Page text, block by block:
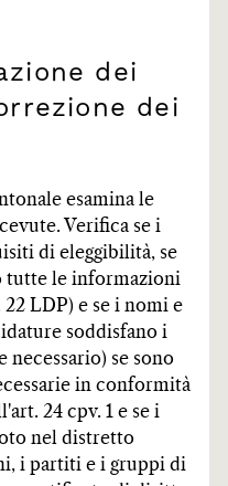
dei
dei
esamina le
Verifica se i
di eleggibilità, se
tutte le informazioni
LDP) e se i nomi e
soddisfano i
se sono
in conformità
24 cpv. 1 e se i
nel distretto
i partiti e i gruppi di